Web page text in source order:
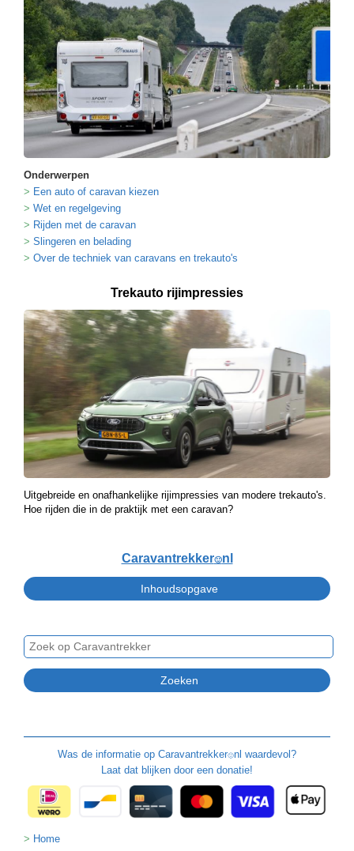
Onderwerpen
Een auto of caravan kiezen
Wet en regelgeving
Rijden met de caravan
Slingeren en belading
Over de techniek van caravans en trekauto's
Trekauto rijimpressies
Uitgebreide en onafhankelijke rijimpressies van modere trekauto's.
Hoe rijden die in de praktijk met een caravan?
Caravantrekker🙂nl
Was de informatie op Caravantrekker🙂nl waardevol?
Laat dat blijken door een donatie!
Home